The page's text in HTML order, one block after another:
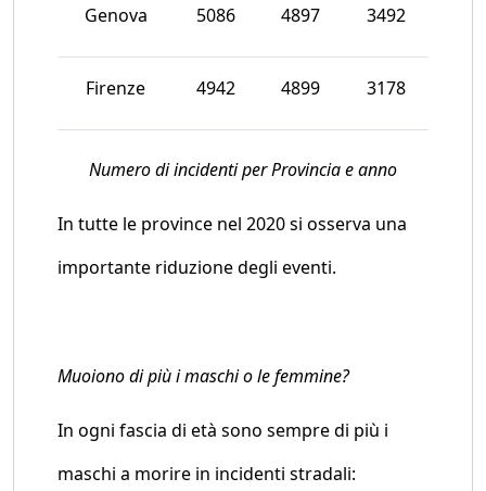
Genova 5086 4897 3492
Firenze 4942 4899 3178
Numero di incidenti per Provincia e anno
In tutte le province nel 2020 si osserva una
importante riduzione degli eventi.
Muoiono di più i maschi o le femmine?
In ogni fascia di età sono sempre di più i
maschi a morire in incidenti stradali: